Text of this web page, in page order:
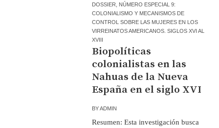
DOSSIER
NÚMERO ESPECIAL 9:
COLONIALISMO Y MECANISMOS DE
CONTROL SOBRE LAS MUJERES EN LOS
VIRREINATOS AMERICANOS. SIGLOS XVI AL
XVIII
Biopolíticas
colonialistas en las
Nahuas de la Nueva
España en el siglo XVI
BYADMIN
Resumen: Esta investigación busca